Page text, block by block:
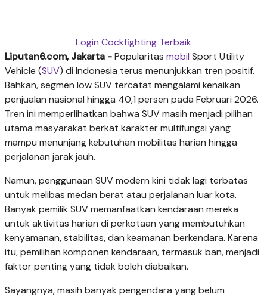
Login Cockfighting Terbaik
Liputan6.com, Jakarta -Popularitas mobil Sport Utility
Vehicle (SUV) di Indonesia terus menunjukkan tren positif.
Bahkan, segmen low SUV tercatat mengalami kenaikan
penjualan nasional hingga 40,1 persen pada Februari 2026.
Tren ini memperlihatkan bahwa SUV masih menjadi pilihan
utama masyarakat berkat karakter multifungsi yang
mampu menunjang kebutuhan mobilitas harian hingga
perjalanan jarak jauh.
Namun, penggunaan SUV modern kini tidak lagi terbatas
untuk melibas medan berat atau perjalanan luar kota.
Banyak pemilik SUV memanfaatkan kendaraan mereka
untuk aktivitas harian di perkotaan yang membutuhkan
kenyamanan, stabilitas, dan keamanan berkendara. Karena
itu, pemilihan komponen kendaraan, termasuk ban, menjadi
faktor penting yang tidak boleh diabaikan.
Sayangnya, masih banyak pengendara yang belum